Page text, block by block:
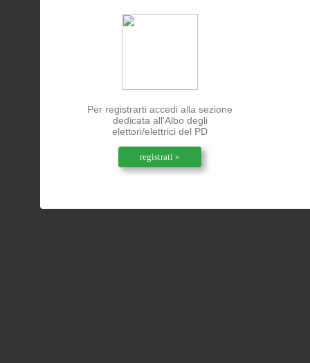
Per registrarti accedi alla sezione
dedicata all'Albo degli
elettori/elettrici del PD